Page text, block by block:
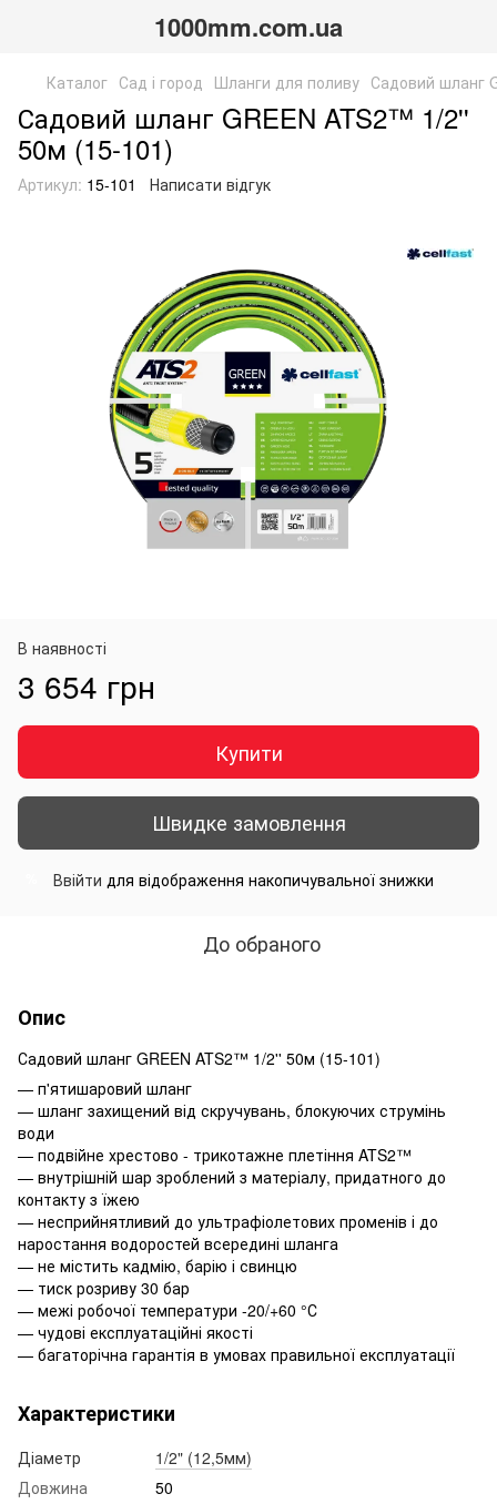
1000mm.com.ua
Каталог Сад і город Шланги для поливу Садовий шланг
Садовий шланг GREEN ATS2™ 1/2''
50м (15-101)
Артикул: 15-101 Написати відгук
В наявності
3 654 грн
Купити
Швидке замовлення
Ввійти для відображення накопичувальної знижки
До обраного
Опис
Садовий шланг GREEN ATS2™ 1/2'' 50м (15-101)
— п'ятишаровий шланг
— шланг захищений від скручувань, блокуючих струмінь
води
— подвійне хрестово - трикотажне плетіння ATS2™
— внутрішній шар зроблений з матеріалу, придатного до
контакту з їжею
— несприйнятливий до ультрафіолетових променів і до
наростання водоростей всередині шланга
— не містить кадмію, барію і свинцю
— тиск розриву 30 бар
— межі робочої температури -20/+60 °С
— чудові експлуатаційні якості
— багаторічна гарантія в умовах правильної експлуатації
Характеристики
Діаметр
1/2" (12,5мм)
Довжина
50